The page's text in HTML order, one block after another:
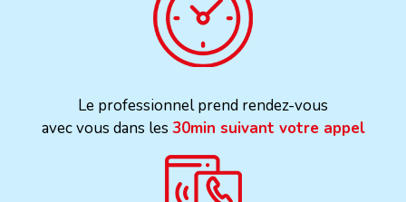
Le professionnel prend rendez-vous
avec vous dans les 30min suivant votre appel